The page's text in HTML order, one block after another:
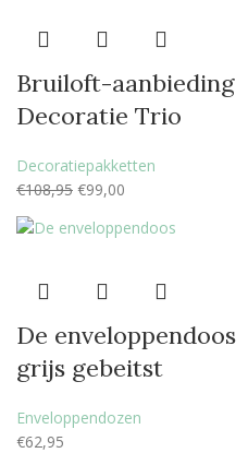
Bruiloft-aanbieding
Decoratie Trio
Decoratiepakketten
€108,95 €99,00
De enveloppendoos
grijs gebeitst
Enveloppendozen
€62,95